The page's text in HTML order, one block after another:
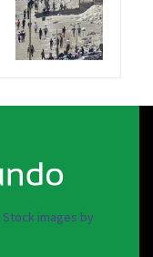
Stock images by